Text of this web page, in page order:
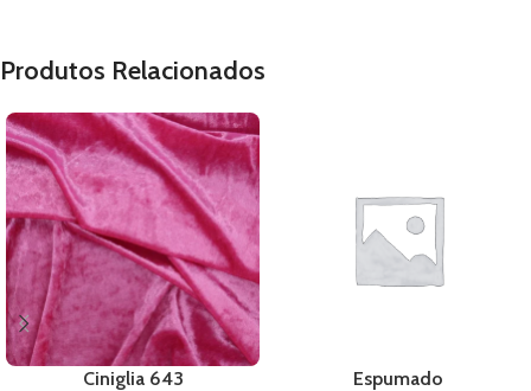
Produtos Relacionados
Ciniglia 643 Espumado